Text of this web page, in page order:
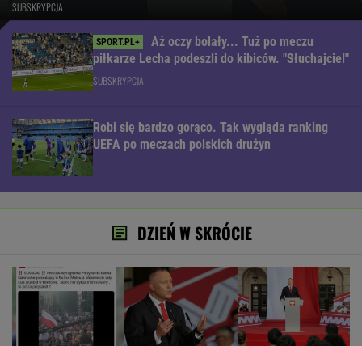
SUBSKRYPCJA
Aż oczy bolały... Tuż po meczu
piłkarze Lecha podeszli do kibiców. "Słuchajcie!"
SUBSKRYPCJA
Robi się bardzo gorąco. Tak wygląda ranking
UEFA po meczach polskich drużyn
DZIEŃ W SKRÓCIE